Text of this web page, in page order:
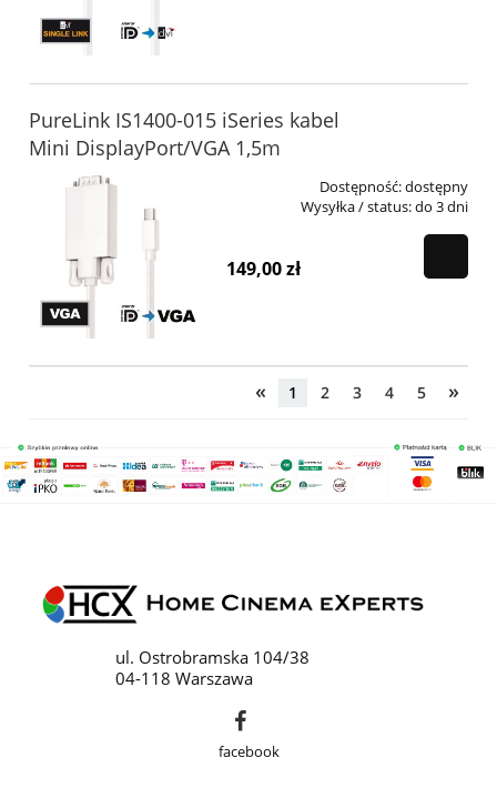
PureLink IS1400-015 iSeries kabel
Mini DisplayPort/VGA 1,5m
Dostępność:dostępny
Wysyłka / status:do 3 dni
149,00 zł
« 1 2 3 4 5 »
ul. Ostrobramska 104/38
04-118 Warszawa
facebook